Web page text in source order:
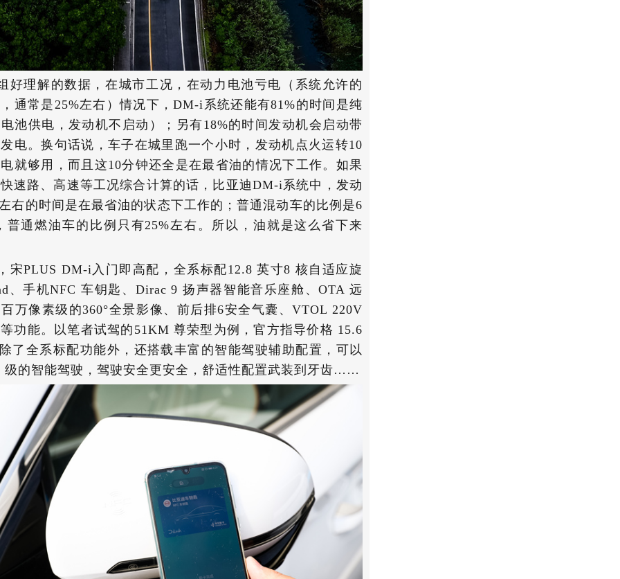
好理解的数据，在城市工况，在动力电池亏电（系统允许的
通常是25%左右）情况下，DM-i系统还能有81%的时间是纯
池供电，发动机不启动）；另有18%的时间发动机会启动带
电。换句话说，车子在城里跑一个小时，发动机点火运转10
就够用，而且这10分钟还全是在最省油的情况下工作。如果
速路、高速等工况综合计算的话，比亚迪DM-i系统中，发动
右的时间是在最省油的状态下工作的；普通混动车的比例是6
普通燃油车的比例只有25%左右。所以，油就是这么省下来
宋PLUS DM-i入门即高配，全系标配12.8 英寸8 核自适应旋
、手机NFC 车钥匙、Dirac 9 扬声器智能音乐座舱、OTA 远
万像素级的360°全景影像、前后排6安全气囊、VTOL 220V
功能。以笔者试驾的51KM 尊荣型为例，官方指导价格 15.6
了全系标配功能外，还搭载丰富的智能驾驶辅助配置，可以
级的智能驾驶，驾驶安全更安全，舒适性配置武装到牙齿……